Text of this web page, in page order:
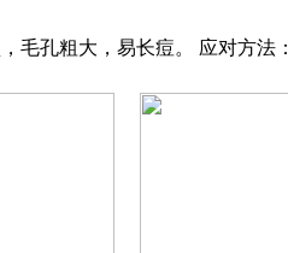
毛孔粗大，易长痘。 应对方法